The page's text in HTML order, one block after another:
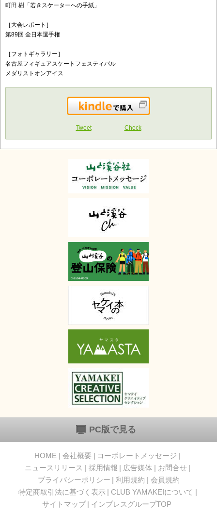
町田 樹「若きスケーターへの手紙」
［大会レポート］
第89回 全日本選手権
［フォトギャラリー］
名古屋フィギュアスケートフェスティバル
メダリストオンアイス
Kindleで購入
Tweet Check
PC版で見る
HOME 会社概要
コーポレートメッセージ
ニュースリリース
採用情報 広告媒体
お問合せ
プライバシーポリシー
利用規約
会員規約
特定商取引法に基づく表示
CLUB YAMAKEIについて
サイトマップ
インプレスグループTOP